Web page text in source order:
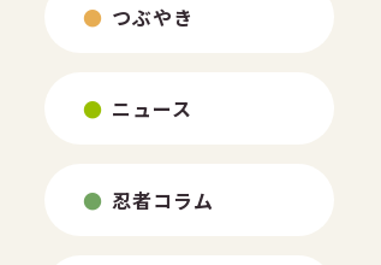
つぶやき
ニュース
忍者コラム